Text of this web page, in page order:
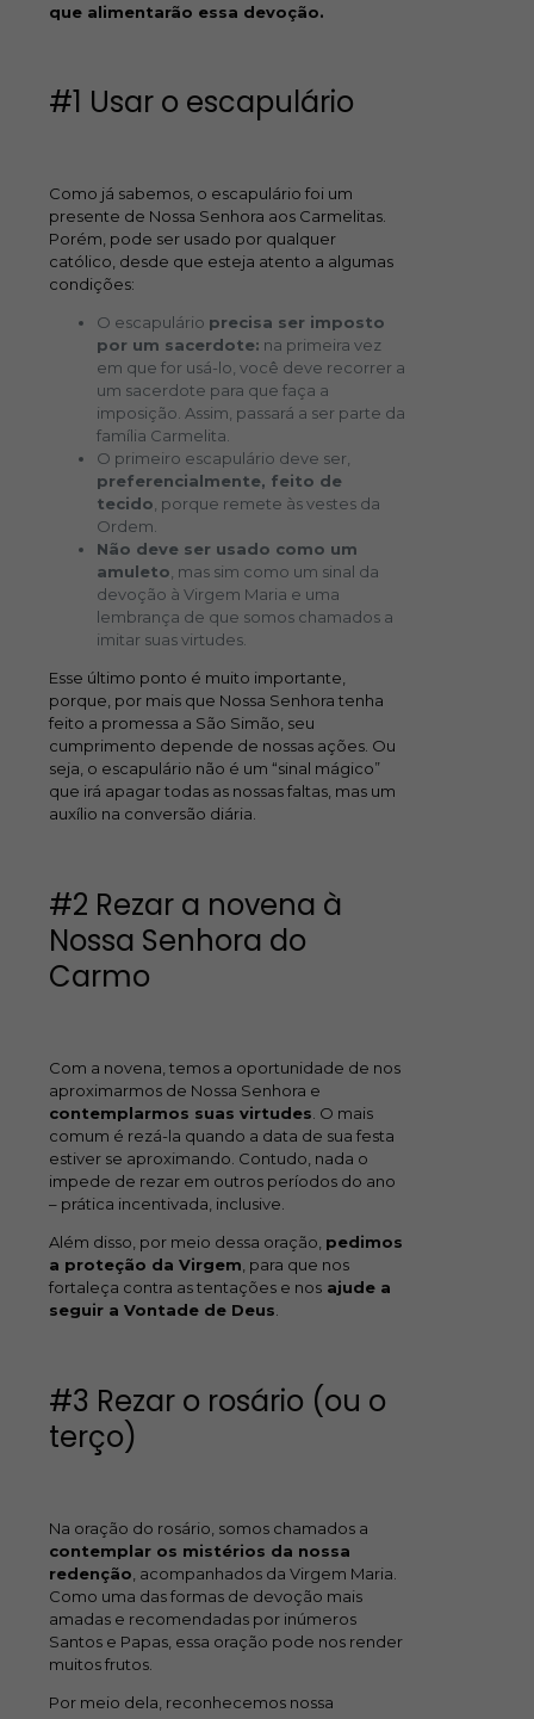
que alimentarão essa devoção.
#1 Usar o escapulário
Como já sabemos, o escapulário foi um
presente de Nossa Senhora aos Carmelitas.
Porém, pode ser usado por qualquer
católico, desde que esteja atento a algumas
condições:
O escapulário precisa ser imposto
por um sacerdote: na primeira vez
em que for usá-lo, você deve recorrer a
um sacerdote para que faça a
imposição. Assim, passará a ser parte da
família Carmelita.
O primeiro escapulário deve ser,
preferencialmente, feito de
tecido, porque remete às vestes da
Ordem.
Não deve ser usado como um
amuleto, mas sim como um sinal da
devoção à Virgem Maria e uma
lembrança de que somos chamados a
imitar suas virtudes.
Esse último ponto é muito importante,
porque, por mais que Nossa Senhora tenha
feito a promessa a São Simão, seu
cumprimento depende de nossas ações. Ou
seja, o escapulário não é um “sinal mágico”
que irá apagar todas as nossas faltas, mas um
auxílio na conversão diária.
#2 Rezar a novena à
Nossa Senhora do
Carmo
Com a novena, temos a oportunidade de nos
aproximarmos de Nossa Senhora e
contemplarmos suas virtudes . O mais
comum é rezá-la quando a data de sua festa
estiver se aproximando. Contudo, nada o
impede de rezar em outros períodos do ano
– prática incentivada, inclusive.
Além disso, por meio dessa oração, pedimos
a proteção da Virgem , para que nos
fortaleça contra as tentações e nos ajude a
seguir a Vontade de Deus
#3 Rezar o rosário (ou o
terço)
Na oração do rosário, somos chamados a
contemplar os mistérios da nossa
redenção , acompanhados da Virgem Maria.
Como uma das formas de devoção mais
amadas e recomendadas por inúmeros
Santos e Papas, essa oração pode nos render
muitos frutos.
Por meio dela, reconhecemos nossa